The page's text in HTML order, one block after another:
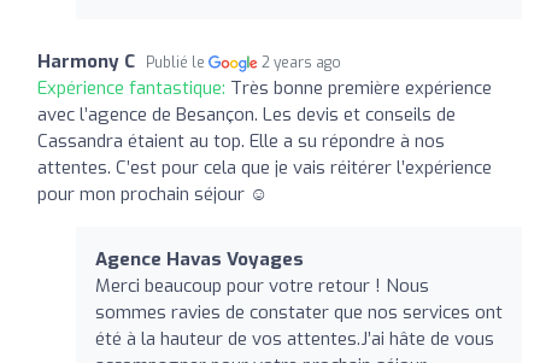
Harmony C Publié le 2 years ago
Expérience fantastique: Très bonne première expérience
avec l’agence de Besançon. Les devis et conseils de
Cassandra étaient au top. Elle a su répondre à nos
attentes. C’est pour cela que je vais réitérer l’expérience
pour mon prochain séjour ☺️
Agence Havas Voyages
Merci beaucoup pour votre retour ! Nous
sommes ravies de constater que nos services ont
été à la hauteur de vos attentes.J’ai hâte de vous